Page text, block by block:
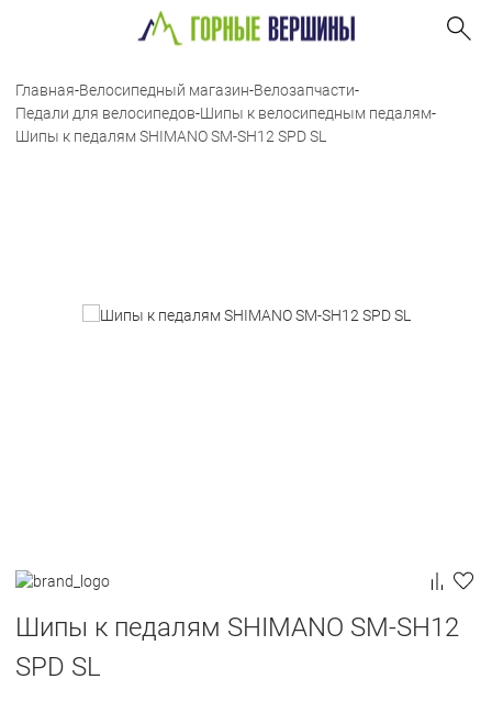
Главная-Велосипедный магазин-Велозапчасти-
Педали для велосипедов-Шипы к велосипедным педалям-
Шипы к педалям SHIMANO SM-SH12 SPD SL
Шипы к педалям SHIMANO SM-SH12
SPD SL